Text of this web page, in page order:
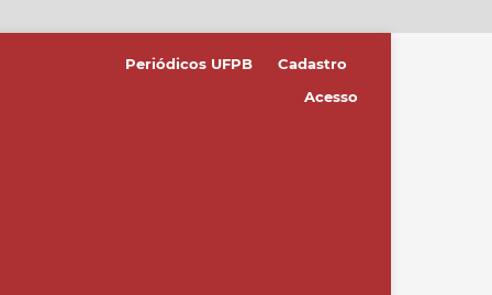
Periódicos UFPB
Cadastro
Acesso